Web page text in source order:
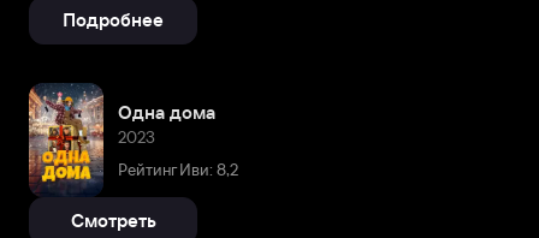
Подробнее
Одна дома
2023
Рейтинг Иви: 8,2
Смотреть